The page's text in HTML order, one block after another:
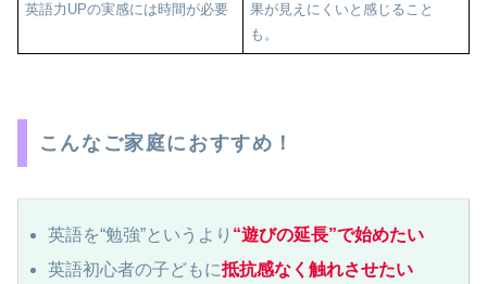
英語力UPの実感には時間が必要
果が見えにくいと感じること
も。
こんなご家庭におすすめ！
英語を“勉強”というより “遊びの延長”で始めたい
英語初心者の子どもに抵抗感なく触れさせたい